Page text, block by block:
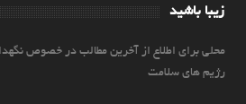
زیبا باشید
محلی برای اطلاع از آخرین مطالب در خصوص
رژیم های سلامت